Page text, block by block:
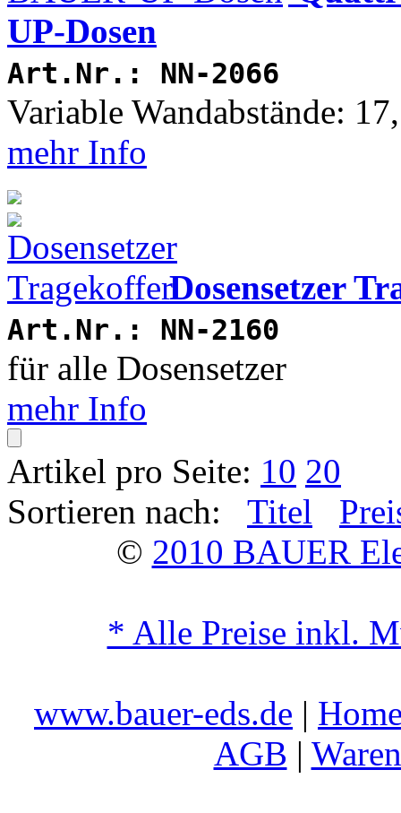
UP-Dosen
Art.Nr.: NN-2066
Variable Wandabstände:
mehr Info
Dosensetzer
Art.Nr.: NN-2160
für alle Dosensetzer
mehr Info
Artikel pro Seite: 10 20
Sortieren nach: Titel
© 2010 BAUER
* Alle Preise inkl.
www.bauer-eds.de |
AGB |